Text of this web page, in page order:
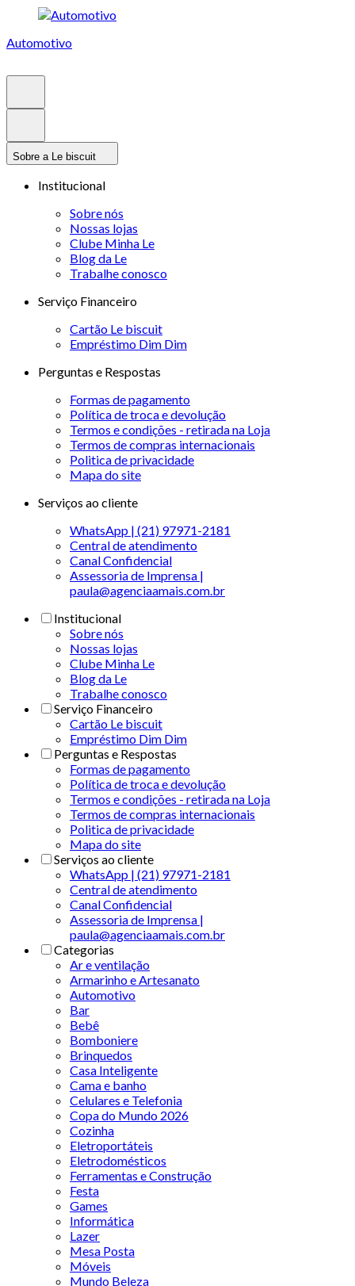
Automotivo
Sobre a Le biscuit
Institucional
Sobre nós
Nossas lojas
Clube Minha Le
Blog da Le
Trabalhe conosco
Serviço Financeiro
Cartão Le biscuit
Empréstimo Dim Dim
Perguntas e Respostas
Formas de pagamento
Política de troca e devolução
Termos e condições - retirada na Loja
Termos de compras internacionais
Politica de privacidade
Mapa do site
Serviços ao cliente
WhatsApp | (21) 97971-2181
Central de atendimento
Canal Confidencial
Assessoria de Imprensa |
paula@agenciaamais.com.br
Institucional
Sobre nós
Nossas lojas
Clube Minha Le
Blog da Le
Trabalhe conosco
Serviço Financeiro
Cartão Le biscuit
Empréstimo Dim Dim
Perguntas e Respostas
Formas de pagamento
Política de troca e devolução
Termos e condições - retirada na Loja
Termos de compras internacionais
Politica de privacidade
Mapa do site
Serviços ao cliente
WhatsApp | (21) 97971-2181
Central de atendimento
Canal Confidencial
Assessoria de Imprensa |
paula@agenciaamais.com.br
Categorias
Ar e ventilação
Armarinho e Artesanato
Automotivo
Bar
Bebê
Bomboniere
Brinquedos
Casa Inteligente
Cama e banho
Celulares e Telefonia
Copa do Mundo 2026
Cozinha
Eletroportáteis
Eletrodomésticos
Ferramentas e Construção
Festa
Games
Informática
Lazer
Mesa Posta
Móveis
Mundo Beleza